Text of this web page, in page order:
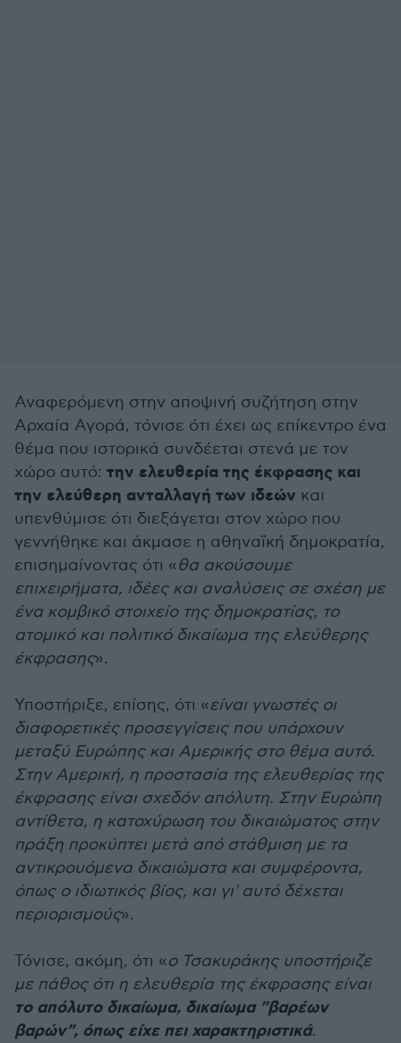
Αναφερόμενη στην αποψινή συζήτηση στην
Αρχαία Αγορά, τόνισε ότι έχει ως επίκεντρο ένα
θέμα που ιστορικά συνδέεται στενά με τον
χώρο αυτό: την ελευθερία της έκφρασης και
την ελεύθερη ανταλλαγή των ιδεών και
υπενθύμισε ότι διεξάγεται στον χώρο που
γεννήθηκε και άκμασε η αθηναϊκή δημοκρατία,
επισημαίνοντας ότι «θα ακούσουμε
επιχειρήματα, ιδέες και αναλύσεις σε σχέση με
ένα κομβικό στοιχείο της δημοκρατίας, το
ατομικό και πολιτικό δικαίωμα της ελεύθερης
έκφρασης».
Υποστήριξε, επίσης, ότι «είναι γνωστές οι
διαφορετικές προσεγγίσεις που υπάρχουν
μεταξύ Ευρώπης και Αμερικής στο θέμα αυτό.
Στην Αμερική, η προστασία της ελευθερίας της
έκφρασης είναι σχεδόν απόλυτη. Στην Ευρώπη
αντίθετα, η κατοχύρωση του δικαιώματος στην
πράξη προκύπτει μετά από στάθμιση με τα
αντικρουόμενα δικαιώματα και συμφέροντα,
όπως ο ιδιωτικός βίος, και γι' αυτό δέχεται
περιορισμούς».
Τόνισε, ακόμη, ότι «ο Τσακυράκης υποστήριζε
με πάθος ότι η ελευθερία της έκφρασης είναι
το απόλυτο δικαίωμα, δικαίωμα "βαρέων
βαρών", όπως είχε πει χαρακτηριστικά.